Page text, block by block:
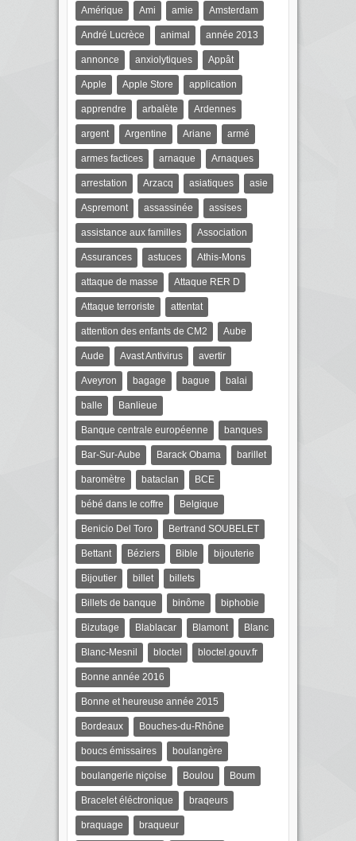
Amérique Ami amie Amsterdam
André Lucrèce animal année 2013
annonce anxiolytiques Appât
Apple Apple Store application
apprendre arbalète Ardennes
argent Argentine Ariane armé
armes factices arnaque Arnaques
arrestation Arzacq asiatiques asie
Aspremont assassinée assises
assistance aux familles Association
Assurances astuces Athis-Mons
attaque de masse Attaque RER D
Attaque terroriste attentat
attention des enfants de CM2 Aube
Aude Avast Antivirus avertir
Aveyron bagage bague balai
balle Banlieue
Banque centrale européenne banques
Bar-Sur-Aube Barack Obama barillet
baromètre bataclan BCE
bébé dans le coffre Belgique
Benicio Del Toro Bertrand SOUBELET
Bettant Béziers Bible bijouterie
Bijoutier billet billets
Billets de banque binôme biphobie
Bizutage Blablacar Blamont Blanc
Blanc-Mesnil bloctel bloctel.gouv.fr
Bonne année 2016
Bonne et heureuse année 2015
Bordeaux Bouches-du-Rhône
boucs émissaires boulangère
boulangerie niçoise Boulou Boum
Bracelet éléctronique braqeurs
braquage braqueur